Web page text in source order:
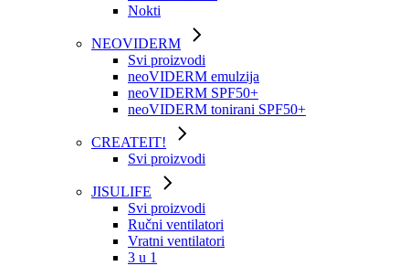
Nokti
NEOVIDERM
Svi proizvodi
neoVIDERM emulzija
neoVIDERM SPF50+
neoVIDERM tonirani SPF50+
CREATEIT!
Svi proizvodi
JISULIFE
Svi proizvodi
Ručni ventilatori
Vratni ventilatori
3 u 1